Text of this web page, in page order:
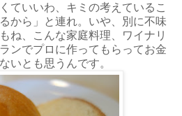
ていいわ、キミの考えているこ
から」と連れ。いや、別に不味
ね、こんな家庭料理、ワイナリ
ンでプロに作ってもらってお金
いとも思うんです。